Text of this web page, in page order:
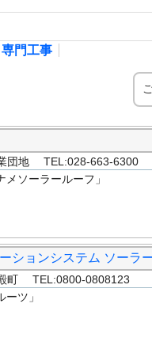
門工事
団地 TEL:028-663-6300
ソーラールーフ」
ションシステム ソーラ
町 TEL:0800-0808123
ツ」